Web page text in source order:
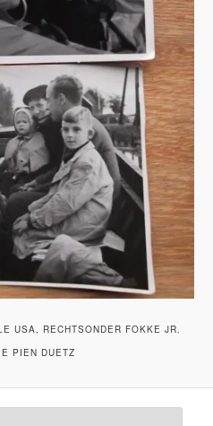
USA, RECHTSONDER FOKKE JR.
PIEN DUETZ